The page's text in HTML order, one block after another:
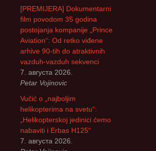
г
а
з
а
:
[PREMIJERA] Dokumentarni
film povodom 35 godina
postojanja kompanije „Prince
Aviation“: Od retko viđene
arhive 90-tih do atraktivnih
vazduh-vazduh sekvenci
7. августа 2026.
Petar Vojinovic
Vučić o „najboljim
helikopterima na svetu“:
„Helikopterskoj jedinici ćemo
nabaviti i Erbas H125“
7. августа 2026.